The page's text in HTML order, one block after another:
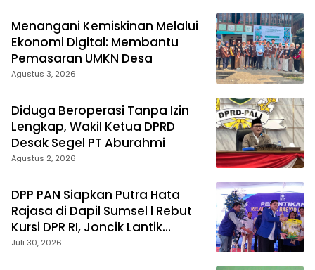
Menangani Kemiskinan Melalui
Ekonomi Digital: Membantu
Pemasaran UMKN Desa
Agustus 3, 2026
Diduga Beroperasi Tanpa Izin
Lengkap, Wakil Ketua DPRD
Desak Segel PT Aburahmi
Agustus 2, 2026
DPP PAN Siapkan Putra Hata
Rajasa di Dapil Sumsel l Rebut
Kursi DPR RI, Joncik Lantik
Pengurus DPC PAN Muratara
Juli 30, 2026